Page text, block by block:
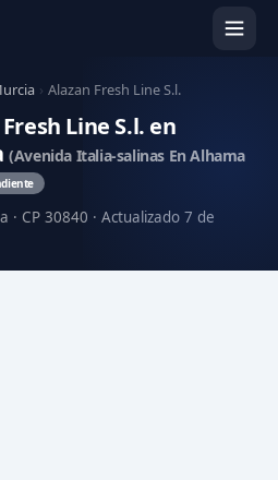
› Alazan Fresh Line S.l.
Line S.l. en
(Avenida Italia-salinas En Alhama
CP 30840 · Actualizado 7 de